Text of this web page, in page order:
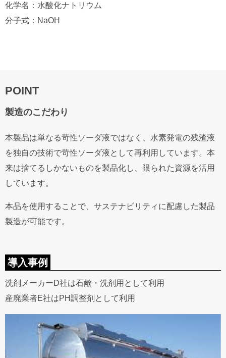
化学名：⽔酸化ナトリウム
分⼦式：NaOH
POINT
製造のこだわり
本製品は単なる苛性ソーダ液ではなく、水素発電の残渣液
を独自の技術で苛性ソーダ液として再利用しています。本
来は捨てるしかないものを製品化し、限られた資源を活用
しています。
本品を使用することで、サステナビリティに配慮した製品
製造が可能です。
導入事例
洗剤メーカーD社は石鹸・洗剤用として利用
産廃業者E社はPH調整剤として利用